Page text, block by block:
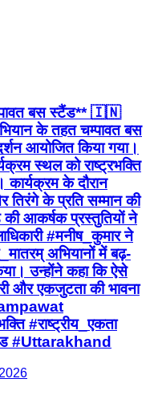
बस स्टैंड** 🇮🇳
के तहत चम्पावत बस
आयोजित किया गया।
स्थल को राष्ट्रभक्ति
कार्यक्रम के दौरान
के प्रति सम्मान की
की आकर्षक प्रस्तुतियों ने
#मनीष_कुमार ने
अभियानों में बढ़-
उन्होंने कहा कि ऐसे
और एकजुटता की भावना
#राष्ट्रीय_एकता
#Uttarakhand